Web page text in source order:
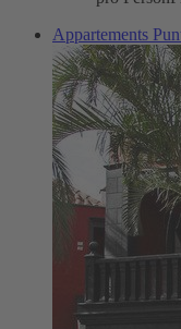
Appartements